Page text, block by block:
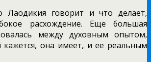
Лаодикия говорит и что делает,
расхождение. Еще большая
между духовным опытом,
кажется, она имеет, и ее реальным